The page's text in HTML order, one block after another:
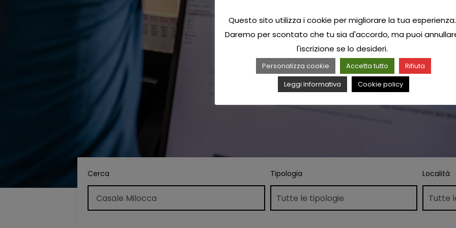
Cerca Tipologia Località
Questo sito utilizza i cookie per migliorare la tua esperienza.
Daremo per scontato che tu sia d'accordo, ma puoi
l'iscrizione se lo desideri.
Personalizza cookie Accetta tutto
Rifiuta
Leggi Informativa
Cookie policy